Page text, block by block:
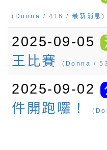
( Donna / 416 /最新消息 )
2025-09-05
王比賽
( Donna /
2025-09-02
件開跑囉！
(